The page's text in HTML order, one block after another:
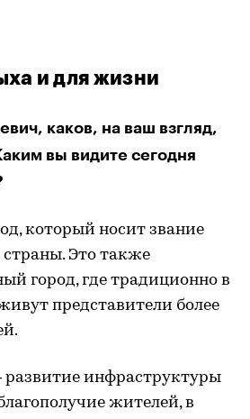
и для жизни
каков, на ваш взгляд,
вы видите сегодня
который носит звание
страны. Это также
город, где традиционно в
представители более
развитие инфраструктуры
жителей, в